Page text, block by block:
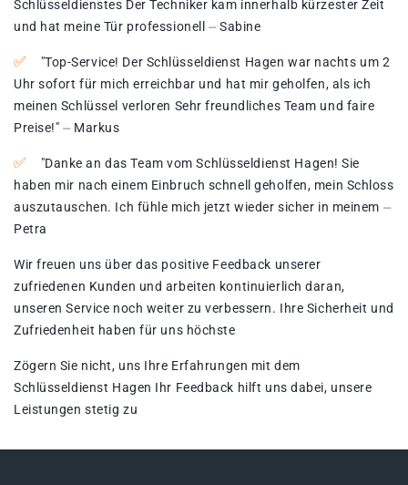
Schlüsseldienstes Der Techniker kam innerhalb kürzester Zeit
und hat meine Tür professionell ⏤ Sabine
"Top-Service! Der Schlüsseldienst Hagen war nachts um 2
Uhr sofort für mich erreichbar und hat mir geholfen, als ich
meinen Schlüssel verloren Sehr freundliches Team und faire
Preise!​" ⏤ Markus
"Danke an das Team vom Schlüsseldienst Hagen!​ Sie
haben mir nach einem Einbruch schnell geholfen, mein Schloss
auszutauschen. Ich fühle mich jetzt wieder sicher in meinem ⏤
Petra
Wir freuen uns über das positive Feedback unserer
zufriedenen Kunden und arbeiten kontinuierlich daran,
unseren Service noch weiter zu verbessern. Ihre Sicherheit und
Zufriedenheit haben für uns höchste
Zögern Sie nicht, uns Ihre Erfahrungen mit dem
Schlüsseldienst Hagen Ihr Feedback hilft uns dabei, unsere
Leistungen stetig zu